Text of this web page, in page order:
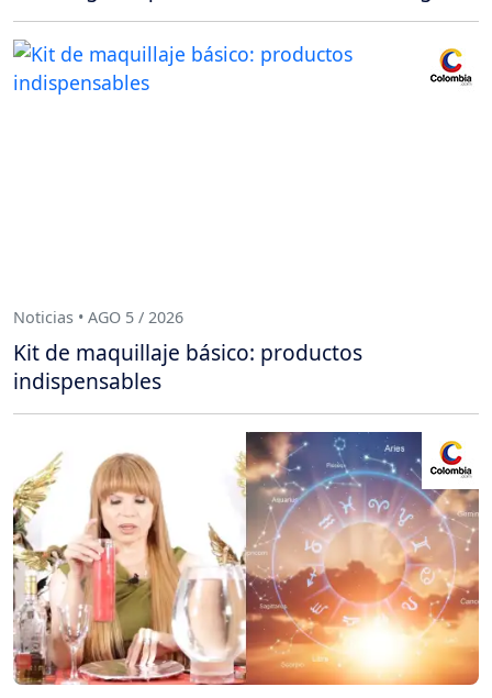
Noticias • AGO 5 / 2026
Kit de maquillaje básico: productos
indispensables